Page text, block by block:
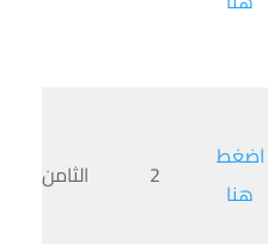
اضغط
هنا
2 الثامن